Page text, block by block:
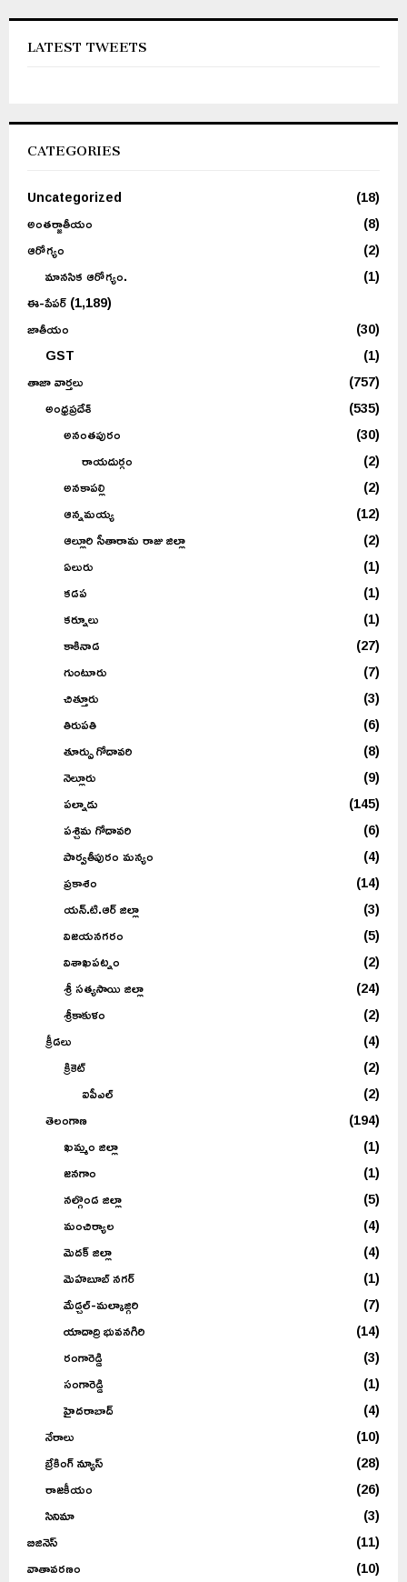
LATEST TWEETS
CATEGORIES
Uncategorized
(18)
అంతర్జాతీయం
(8)
ఆరోగ్యం
(2)
మానసిక ఆరోగ్యం.
(1)
ఈ-పేపర్(1,189)
జాతీయం
(30)
GST
(1)
తాజా వార్తలు
(757)
అంధ్రప్రదేశ్
(535)
అనంతపురం
(30)
రాయదుర్గం
(2)
అనకాపల్లి
(2)
ఆన్నమయ్య
(12)
ఆల్లూరి సీతారామ రాజు జిల్లా
(2)
ఏలురు
(1)
కడప
(1)
కర్నూలు
(1)
కాకినాడ
(27)
గుంటూరు
(7)
చిత్తూరు
(3)
తిరుపతి
(6)
తూర్పు గోదావరి
(8)
నెల్లూరు
(9)
పల్నాడు
(145)
పశ్చిమ గోదావరి
(6)
పార్వతీపురం మన్యం
(4)
ప్రకాశం
(14)
యన్.టి.ఆర్ జిల్లా
(3)
విజయనగరం
(5)
విశాఖపట్నం
(2)
శ్రీ సత్యసాయి జిల్లా
(24)
శ్రీకాకుళం
(2)
క్రీడలు
(4)
క్రికెట్
(2)
ఐపీఎల్
(2)
తెలంగాణ
(194)
ఖమ్మం జిల్లా
(1)
జనగాం
(1)
నల్గొండ జిల్లా
(5)
మంచిర్యాల
(4)
మెదక్ జిల్లా
(4)
మెహబూబ్ నగర్
(1)
మేడ్చల్-మల్కాజ్గిరి
(7)
యాదాద్రి భువనగిరి
(14)
రంగారెడ్డి
(3)
సంగారెడ్డి
(1)
హైదరాబాద్
(4)
నేరాలు
(10)
బ్రేకింగ్ న్యూస్
(28)
రాజకీయం
(26)
సినిమా
(3)
బిజినెస్
(11)
వాతావరణం
(10)